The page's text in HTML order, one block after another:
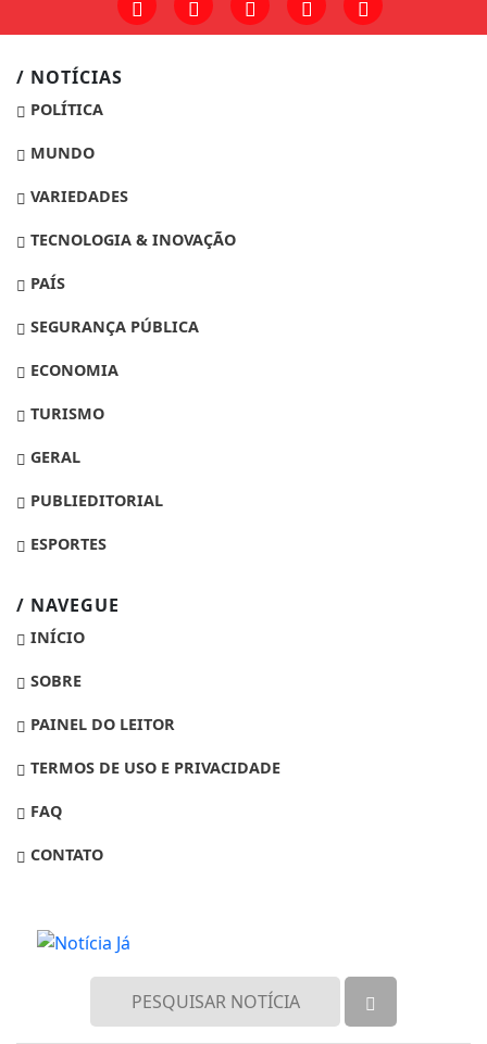
/ NOTÍCIAS
POLÍTICA
MUNDO
VARIEDADES
TECNOLOGIA & INOVAÇÃO
PAÍS
SEGURANÇA PÚBLICA
ECONOMIA
TURISMO
GERAL
PUBLIEDITORIAL
ESPORTES
/ NAVEGUE
INÍCIO
SOBRE
PAINEL DO LEITOR
TERMOS DE USO E PRIVACIDADE
FAQ
CONTATO
experiência de navegação. Ao continuar o acesso,
entendemos que você concorda com nossos Termos
de Uso e Privacidade.
PARA MAIS INFORMAÇÕES, ACESSE NOSSOS TERMOS
CLICANDO AQUI